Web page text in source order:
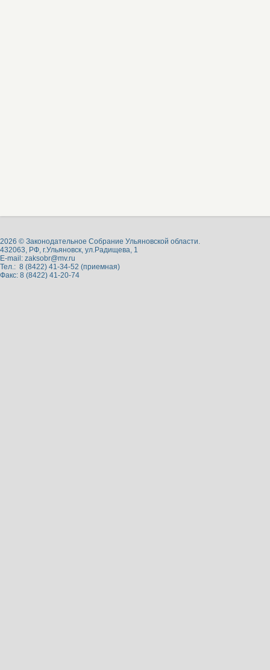
2026 © Законодательное Собрание Ульяновской области.
432063, РФ, г.Ульяновск, ул.Радищева, 1
E-mail: zaksobr@mv.ru
Тел.: 8 (8422) 41-34-52 (приемная)
Факс: 8 (8422) 41-20-74